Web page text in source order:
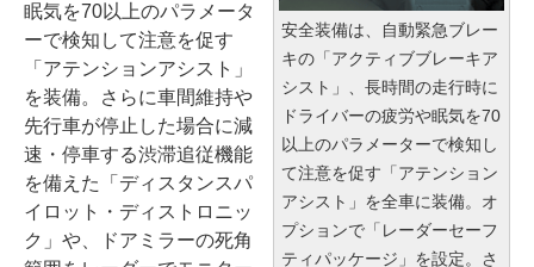
安全装備は、自動緊急ブレー
キの「アクティブブレーキア
シスト」、長時間の走行時に
ドライバーの疲労や眠気を70
以上のパラメーターで検知し
て注意を促す「アテンション
アシスト」を全車に装備。オ
プションで「レーダーセーフ
ティパッケージ」を設定。さ
眠気を70以上のパラメータ
ーで検知して注意を促す
「アテンションアシスト」
を装備。さらに車間維持や
先行車が停止した場合に減
速・停車する渋滞追従機能
を備えた「ディスタンスパ
イロット・ディストロニッ
ク」や、ドアミラーの死角